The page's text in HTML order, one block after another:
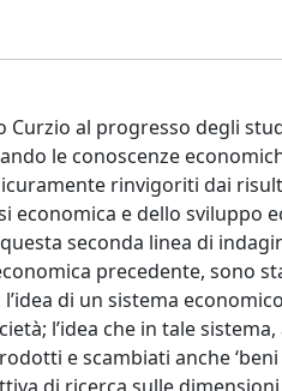
Curzio al progresso degli
le conoscenze
rinvigoriti dai
economica e dello
seconda linea di
precedente, sono
di un sistema
l’idea che in tale
e scambiati anche